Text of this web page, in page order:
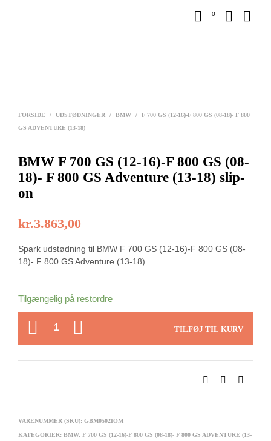
0
FORSIDE / UDSTØDNINGER / BMW /
F 700 GS (12-16)-F 800 GS (08-18)- F 800
GS ADVENTURE (13-18)
BMW F 700 GS (12-16)-F 800 GS (08-
18)- F 800 GS Adventure (13-18) slip-
on
kr.3.863,00
Spark udstødning til BMW F 700 GS (12-16)-F 800 GS (08-
18)- F 800 GS Adventure (13-18).
Tilgængelig på restordre
ANTAL
TILFØJ TIL KURV
VARENUMMER (SKU): GBM0502IOM
KATEGORIER: BMW, F 700 GS (12-16)-F 800 GS (08-18)- F 800 GS ADVENTURE (13-